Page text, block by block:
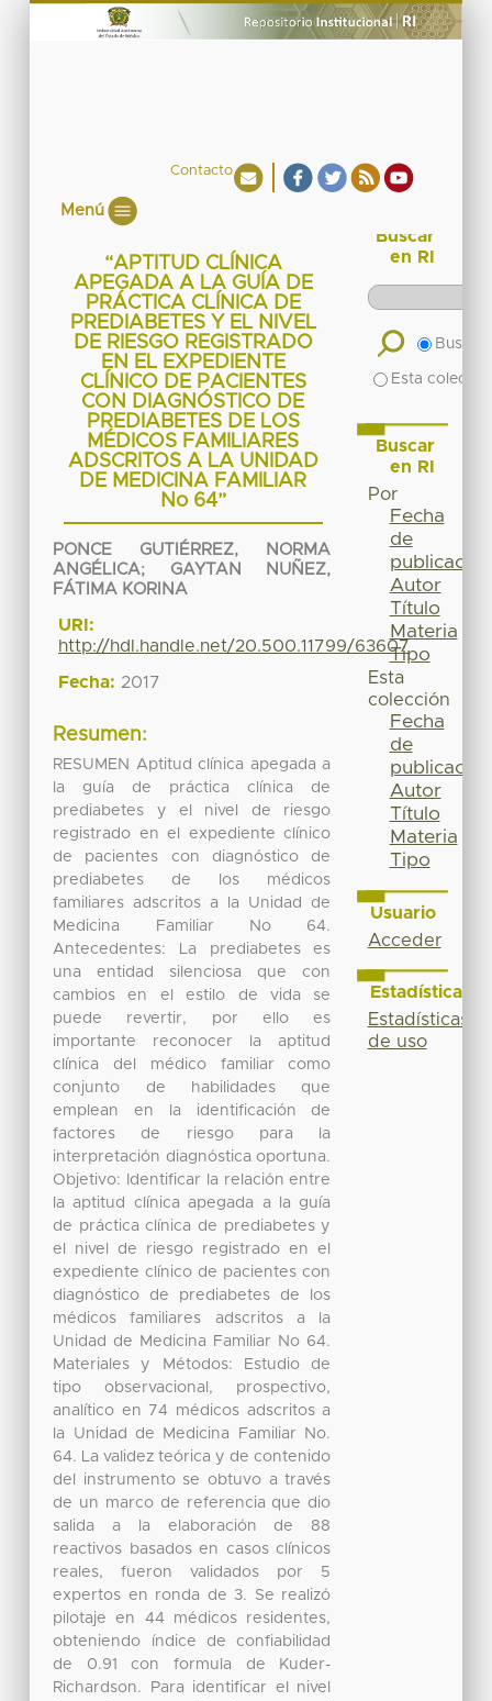
Contacto
Menú
“APTITUD CLÍNICA
APEGADA A LA GUÍA DE
PRÁCTICA CLÍNICA DE
PREDIABETES Y EL NIVEL
DE RIESGO REGISTRADO
EN EL EXPEDIENTE
CLÍNICO DE PACIENTES
CON DIAGNÓSTICO DE
PREDIABETES DE LOS
MÉDICOS FAMILIARES
ADSCRITOS A LA UNIDAD
DE MEDICINA FAMILIAR
No 64”
PONCE GUTIÉRREZ, NORMA
ANGÉLICA; GAYTAN NUÑEZ,
FÁTIMA KORINA
URI:
http://hdl.handle.net/20.500.11799/63607
Fecha: 2017
Resumen:
RESUMEN Aptitud clínica apegada a
la guía de práctica clínica de
prediabetes y el nivel de riesgo
registrado en el expediente clínico
de pacientes con diagnóstico de
prediabetes de los médicos
familiares adscritos a la Unidad de
Medicina Familiar No 64.
Antecedentes: La prediabetes es
una entidad silenciosa que con
cambios en el estilo de vida se
puede revertir, por ello es
importante reconocer la aptitud
clínica del médico familiar como
conjunto de habilidades que
emplean en la identificación de
factores de riesgo para la
interpretación diagnóstica oportuna.
Objetivo: Identificar la relación entre
la aptitud clínica apegada a la guía
de práctica clínica de prediabetes y
el nivel de riesgo registrado en el
expediente clínico de pacientes con
diagnóstico de prediabetes de los
médicos familiares adscritos a la
Unidad de Medicina Familiar No 64.
Materiales y Métodos: Estudio de
tipo observacional, prospectivo,
analítico en 74 médicos adscritos a
la Unidad de Medicina Familiar No.
64. La validez teórica y de contenido
del instrumento se obtuvo a través
de un marco de referencia que dio
salida a la elaboración de 88
reactivos basados en casos clínicos
reales, fueron validados por 5
expertos en ronda de 3. Se realizó
pilotaje en 44 médicos residentes,
obteniendo índice de confiabilidad
de 0.91 con formula de Kuder-
Richardson. Para identificar el nivel
Buscar
en RI
Buscar
Esta
Buscar
en RI
Por
Fecha
de
publicación
Autor
Título
Materia
Tipo
Esta
colección
Fecha
de
publicación
Autor
Título
Materia
Tipo
Usuario
Acceder
Estadísticas
Estadísticas
de uso